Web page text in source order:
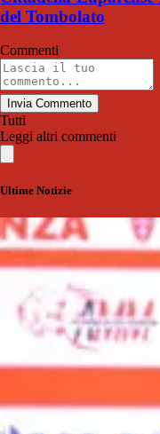
del Tombolato
Commenti
Invia Commento
Tutti
Leggi altri commenti
Ultime Notizie